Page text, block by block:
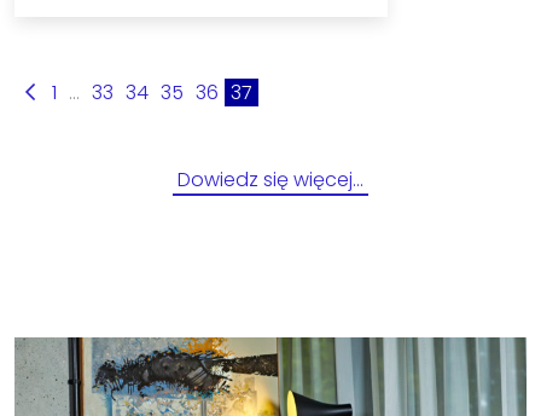
1 ... 33 34 35 36 37
Dowiedz się więcej…